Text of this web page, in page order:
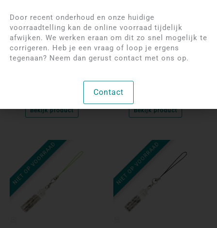
Log in om de prijzen
te bekijken
Ametrien Geluksflesje
Bekijk product
Log in om de prijzen
te bekijken
Groene Agaat
Bekijk product
NIET OP VOORRAAD NIET OP VOORRAAD
Door recent onderhoud en onze huidige
voorraadtelling kan de online voorraad tijdelijk
afwijken. We werken eraan om dit zo snel mogelijk te
corrigeren. Heb je een vraag of loop je ergens
tegenaan? Neem dan gerust contact met ons op.
Contact